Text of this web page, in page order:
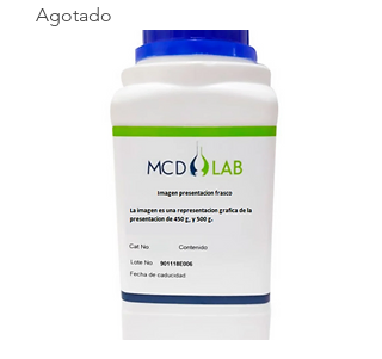
Agotado